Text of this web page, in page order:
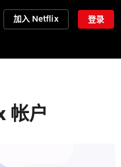
加入 Netflix 登录
帐户